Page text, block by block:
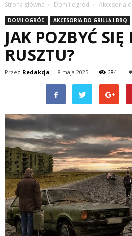
Strona główna Dom i ogród Akcesoria
DOM I OGRÓD AKCESORIA DO GRILLA I BBQ
JAK POZBYĆ SIĘ
RUSZTU?
Przez Redakcja - 8 maja 2025 284